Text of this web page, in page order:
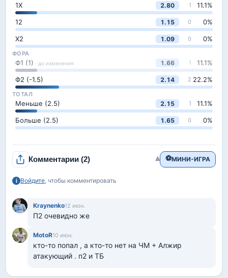
1Х 2.80 1 11.1%
12 1.15 0 0%
Х2 1.09 0 0%
ФОРА
Ф1 (1) · до изменения 1.66 1 11.1%
Ф2 (-1.5) 2.14 2 22.2%
ТОТАЛ
Меньше (2.5) 2.15 1 11.1%
Больше (2.5) 1.65 0 0%
⚽МИНИ-ИГРА
Комментарии (2) ▾
i Войдите, чтобы комментировать
Kraynenko12 июн.
П2 очевидно же
MotoR10 июн.
кто-то попал , а кто-то нет на ЧМ + Алжир
атакующий . п2 и ТБ